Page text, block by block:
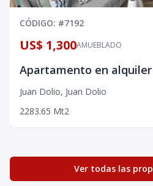
CÓDIGO: #7192
AMUEBLADO
US$ 1,300
Apartamento en alquiler
Juan Dolio, Juan Dolio
2283.65 Mt2
Ver todas las